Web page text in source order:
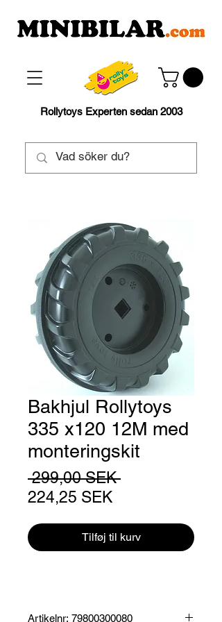
Rollytoys Experten sedan 2003
Bakhjul Rollytoys
335 x120 12M med
monteringskit
299,00 SEK Regulær
224,25 SEKSalgspris
Tilføj til kurv
Artikelnr: 79800300080